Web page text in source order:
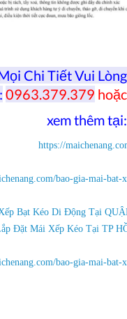
Chi Tiết Vui
0963.379.379 hoặc
xem thêm tại:
https://
bao-gia-mai-bat-
Bạt Kéo Di Động Tại
Đặt Mái Xếp Kéo Tại TP
bao-gia-mai-bat-